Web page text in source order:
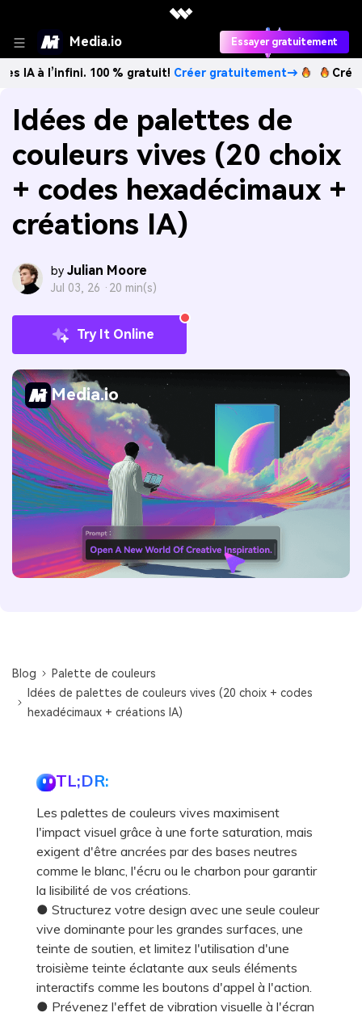
Media.io Essayer gratuitement
100 % gratuit!Créer gratuitement→ Créez des
Idées de palettes de
couleurs vives (20 choix
+ codes hexadécimaux +
créations IA)
by Julian Moore
Jul 03, 26 · 20 min(s)
Try It Online
Media.io
Blog
Palette de couleurs
Idées de palettes de couleurs vives (20 choix + codes
hexadécimaux + créations IA)
TL;DR:
Les palettes de couleurs vives maximisent
l'impact visuel grâce à une forte saturation, mais
exigent d'être ancrées par des bases neutres
comme le blanc, l'écru ou le charbon pour garantir
la lisibilité de vos créations.
● Structurez votre design avec une seule couleur
vive dominante pour les grandes surfaces, une
teinte de soutien, et limitez l'utilisation d'une
troisième teinte éclatante aux seuls éléments
interactifs comme les boutons d'appel à l'action.
● Prévenez l'effet de vibration visuelle à l'écran